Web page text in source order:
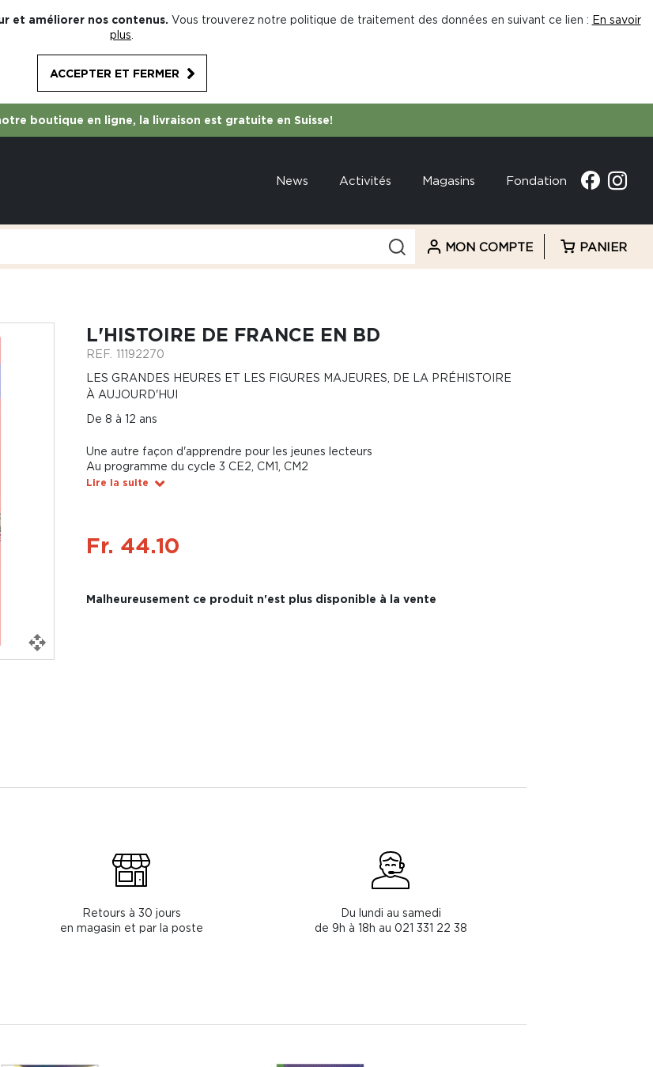
et améliorer nos contenus. Vous trouverez notre politique de traitement des données en suivant ce lien : En savoir
plus
ACCEPTER ET FERMER
boutique en ligne, la livraison est gratuite en Suisse!
News Activités Magasins Fondation
MON COMPTE PANIER
L'HISTOIRE DE FRANCE EN BD
REF. 11192270
LES GRANDES HEURES ET LES FIGURES MAJEURES, DE LA PRÉHISTOIRE
À AUJOURD'HUI
De 8 à 12 ans
Une autre façon d'apprendre pour les jeunes lecteurs
Au programme du cycle 3 CE2, CM1, CM2
Lire la suite
Fr. 44.10
Malheureusement ce produit n'est plus disponible à la vente
Retours à 30 jours
en magasin et par la poste
Du lundi au samedi
de 9h à 18h au 021 331 22 38